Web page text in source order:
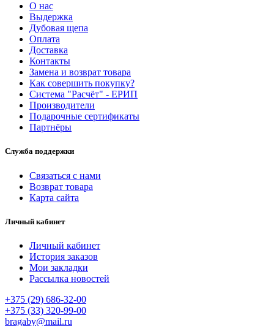
О нас
Выдержка
Дубовая щепа
Оплата
Доставка
Контакты
Замена и возврат товара
Как совершить покупку?
Система "Расчёт" - ЕРИП
Производители
Подарочные сертификаты
Партнёры
Служба поддержки
Связаться с нами
Возврат товара
Карта сайта
Личный кабинет
Личный кабинет
История заказов
Мои закладки
Рассылка новостей
+375 (29) 686-32-00
+375 (33) 320-99-00
bragaby@mail.ru